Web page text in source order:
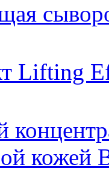
Lifting
кожей